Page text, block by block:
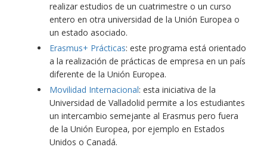
realizar estudios de un cuatrimestre o un curso
entero en otra universidad de la Unión Europea o
un estado asociado.
Erasmus+ Prácticas: este programa está orientado
a la realización de prácticas de empresa en un país
diferente de la Unión Europea.
Movilidad Internacional: esta iniciativa de la
Universidad de Valladolid permite a los estudiantes
un intercambio semejante al Erasmus pero fuera
de la Unión Europea, por ejemplo en Estados
Unidos o Canadá.